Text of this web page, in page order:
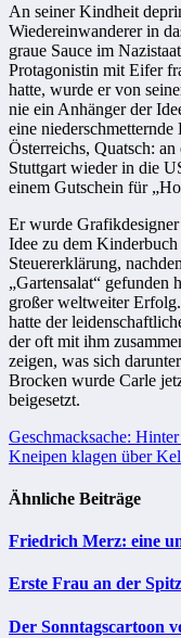
An seiner Kindheit
Wiedereinwanderer in
graue Sauce im
Protagonistin mit Eifer
hatte, wurde er von
nie ein Anhänger der
eine
Österreichs, Quatsch:
Stuttgart wieder in die
einem Gutschein für
Er wurde
Idee zu dem
Steuererklärung,
„Gartensalat“ gefunden
großer weltweiter
hatte der
der oft mit ihm
zeigen, was sich
Brocken wurde Carle
beigesetzt.
Geschmacksache:
Kneipen klagen über
Ähnliche Beiträge
Friedrich Merz: eine
Erste Frau an der
Der Sonntagscartoon